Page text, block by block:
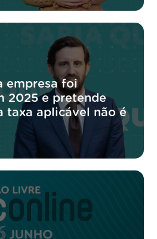
empresa foi
2025 e pretende
taxa aplicável não é